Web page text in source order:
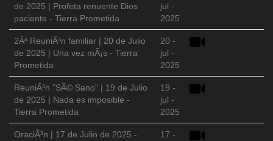
de 2025 | Profeta renuente Dios
paciente - Tierra Prometida
jul -
2025
2Âª ReuniÃ³n familiar | 20 de Julio
de 2025 | Una vez mÃ¡s - Tierra
Prometida
20 -
jul -
2025
ReuniÃ³n "SÃ© Sano" | 19 de Julio
de 2025 | Nada es imposible -
Tierra Prometida
19 -
jul -
2025
OraciÃ³n | 17 de Julio de 2025 -
17 -